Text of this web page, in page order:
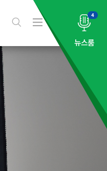
검
전
메
4
뉴스룸